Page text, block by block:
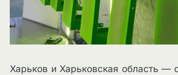
Харьков и Харьковская область —